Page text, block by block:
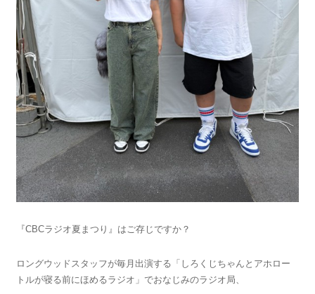
『CBCラジオ夏まつり』はご存じですか？
ロングウッドスタッフが毎月出演する「しろくじちゃんとアホロー
トルが寝る前にほめるラジオ」でおなじみのラジオ局、